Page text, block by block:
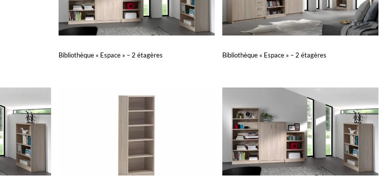
Bibliothèque « Espace » – 2 étagères Bibliothèque « Espace » – 2 étagères
APERÇU